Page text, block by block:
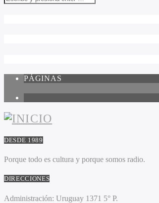
PÁGINAS
DESDE 1989
Porque todo es cultura y porque somos radio.
DIRECCIONES
Administración: Uruguay 1371 5° P.